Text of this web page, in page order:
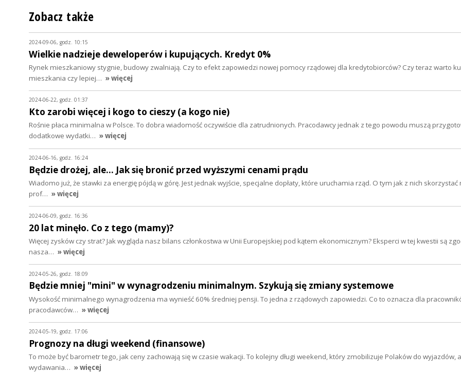
Zobacz także
2024-09-06, godz. 10:15
Wielkie nadzieje deweloperów i kupujących. Kredyt 0%
Rynek mieszkaniowy stygnie, budowy zwalniają. Czy to efekt zapowiedzi nowej pomocy rządowej dla kredytobiorców? Czy teraz warto
mieszkania czy lepiej… » więcej
2024-06-22, godz. 01:37
Kto zarobi więcej i kogo to cieszy (a kogo nie)
Rośnie płaca minimalna w Polsce. To dobra wiadomość oczywiście dla zatrudnionych. Pracodawcy jednak z tego powodu muszą
dodatkowe wydatki… » więcej
2024-06-16, godz. 16:24
Będzie drożej, ale... Jak się bronić przed wyższymi cenami prądu
Wiadomo już, że stawki za energię pójdą w górę. Jest jednak wyjście, specjalne dopłaty, które uruchamia rząd. O tym jak z nich skorzystać
prof… » więcej
2024-06-09, godz. 16:36
20 lat minęło. Co z tego (mamy)?
Więcej zysków czy strat? Jak wygląda nasz bilans członkostwa w Unii Europejskiej pod kątem ekonomicznym? Eksperci w tej kwestii są
nasza… » więcej
2024-05-26, godz. 18:09
Będzie mniej "mini" w wynagrodzeniu minimalnym. Szykują się zmiany systemowe
Wysokość minimalnego wynagrodzenia ma wynieść 60% średniej pensji. To jedna z rządowych zapowiedzi. Co to oznacza dla
pracodawców… » więcej
2024-05-19, godz. 17:06
Prognozy na długi weekend (finansowe)
To może być barometr tego, jak ceny zachowają się w czasie wakacji. To kolejny długi weekend, który zmobilizuje Polaków do wyjazdów,
wydawania… » więcej